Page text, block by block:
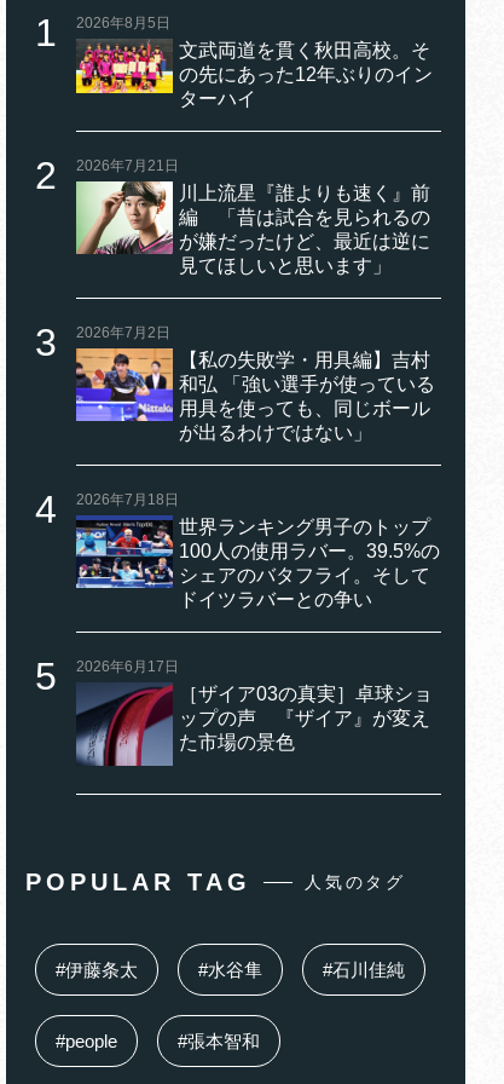
2026年8月5日
文武両道を貫く秋田高校。そ
の先にあった12年ぶりのイン
ターハイ
2026年7月21日
川上流星『誰よりも速く』前
編 「昔は試合を見られるの
が嫌だったけど、最近は逆に
見てほしいと思います」
2026年7月2日
【私の失敗学・用具編】吉村
和弘 「強い選手が使っている
用具を使っても、同じボール
が出るわけではない」
2026年7月18日
世界ランキング男子のトップ
100人の使用ラバー。39.5%の
シェアのバタフライ。そして
ドイツラバーとの争い
2026年6月17日
［ザイア03の真実］卓球ショ
ップの声 『ザイア』が変え
た市場の景色
POPULAR TAG 人気のタグ
#伊藤条太 #水谷隼 #石川佳純
#people #張本智和